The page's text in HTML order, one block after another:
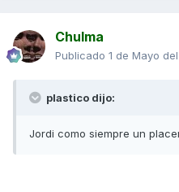
Chulma
Publicado 1 de Mayo
plastico dijo:
Jordi como siempre un